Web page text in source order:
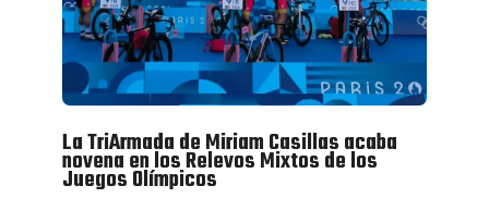
La TriArmada de Miriam Casillas acaba
novena en los Relevos Mixtos de los
Juegos Olímpicos